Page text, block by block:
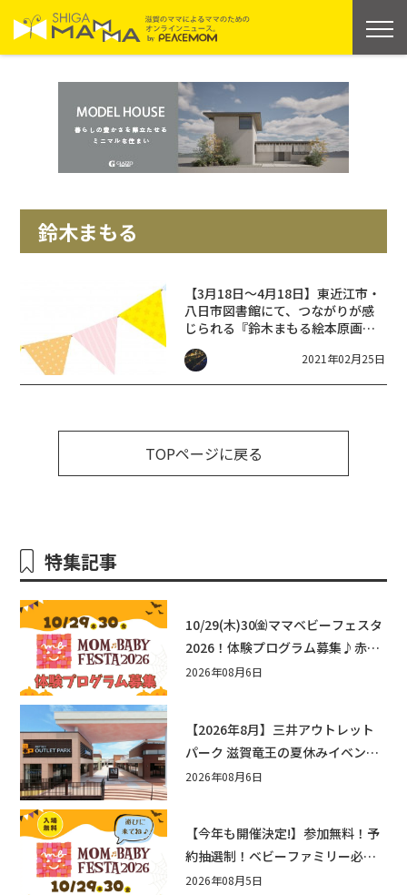
鈴木まもる
【3月18日～4月18日】東近江市・
八日市図書館にて、つながりが感
じられる『鈴木まもる絵本原画
展 てをつなぐ』開催
2021年02月25日
TOPページに戻る
特集記事
10/29(木)30㈮ママベビーフェスタ
2026！体験プログラム募集♪赤ち
ゃん向けイベントに出演しません
2026年08月6日
【2026年8月】三井アウトレット
パーク 滋賀竜王の夏休みイベント
まとめ！びしょぬれ水あそび・激
2026年08月6日
【今年も開催決定!】参加無料！予
約抽選制！ベビーファミリー必見
☆入場無料☆10/29(木)30(金)ママ
2026年08月5日